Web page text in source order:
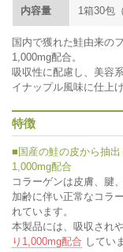
内容量 1箱30包
国内で獲れた鮭由来の
1,000mg配合。
吸収性に配慮し、美容
イナップル風味に仕上
特徴
■国産の鮭の皮から抽
1,000mg配合
コラーゲンは皮膚、腱
加齢に伴い正常なコラ
れています。
本製品には、吸収され
り1,000mg配合 してい